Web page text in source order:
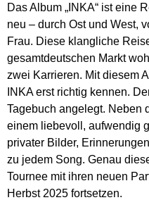
Das Album „INKA“ ist eine
neu – durch Ost und West,
Frau. Diese klangliche
gesamtdeutschen Markt
zwei Karrieren. Mit diesem
INKA erst richtig kennen.
Tagebuch angelegt. Neben
einem liebevoll, aufwendig
privater Bilder,
zu jedem Song. Genau
Tournee mit ihren neuen
Herbst 2025 fortsetzen.